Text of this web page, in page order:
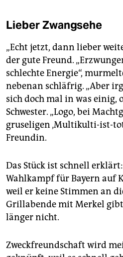
Lieber Zwangsehe
„Echt jetzt, dann lieber
der gute Freund.
schlechte Energie“,
nebenan schläfrig. „Aber
sich doch mal in was einig,
Schwester. „Logo, bei
gruseligen ‚Multikulti-ist-
Freundin.
Das Stück ist schnell
Wahlkampf für Bayern auf
weil er keine Stimmen an
Grillabende mit Merkel gibt
länger nicht.
Zweckfreundschaft wird